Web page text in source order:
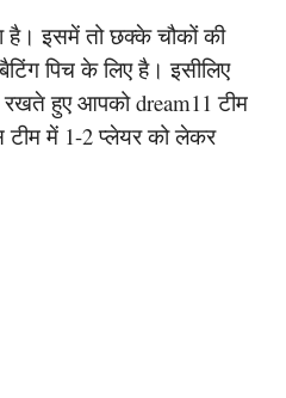
है। इसमें तो छक्के चौकों की
पिच के लिए है। इसीलिए
रखते हुए आपको dream11 टीम
में 1-2 प्लेयर को लेकर